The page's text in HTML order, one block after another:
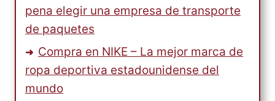
pena elegir una empresa de transporte
de paquetes
Compra en NIKE – La mejor marca de
ropa deportiva estadounidense del
mundo